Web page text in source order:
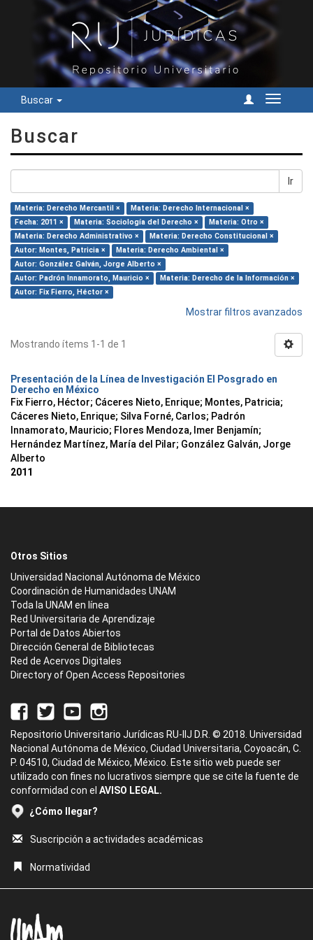
Buscar
Cambiar
Buscar
Ir
Materia: Derecho Mercantil ×
Materia: Derecho Internacional ×
Fecha: 2011 ×
Materia: Sociología del Derecho ×
Materia: Otro ×
Materia: Derecho Administrativo ×
Materia: Derecho Constitucional ×
Autor: Montes, Patricia ×
Materia: Derecho Ambiental ×
Autor: González Galván, Jorge Alberto ×
Autor: Padrón Innamorato, Mauricio ×
Materia: Derecho de la Información ×
Autor: Fix Fierro, Héctor ×
Mostrar filtros avanzados
Mostrando ítems 1-1 de 1
Presentación de la Línea de Investigación El Posgrado en
Derecho en México
Fix Fierro, Héctor; Cáceres Nieto, Enrique; Montes, Patricia;
Cáceres Nieto, Enrique; Silva Forné, Carlos; Padrón
Innamorato, Mauricio; Flores Mendoza, Imer Benjamín;
Hernández Martínez, María del Pilar; González Galván, Jorge
Alberto
2011
Otros Sitios
Universidad Nacional Autónoma de México
Coordinación de Humanidades UNAM
Toda la UNAM en línea
Red Universitaria de Aprendizaje
Portal de Datos Abiertos
Dirección General de Bibliotecas
Red de Acervos Digitales
Directory of Open Access Repositories
Repositorio Universitario Jurídicas RU-IIJ D.R. © 2018. Universidad
Nacional Autónoma de México, Ciudad Universitaria, Coyoacán, C.
P. 04510, Ciudad de México, México. Este sitio web puede ser
utilizado con fines no lucrativos siempre que se cite la fuente de
conformidad con el AVISO LEGAL.
¿Cómo llegar?
Suscripción a actividades académicas
Normatividad